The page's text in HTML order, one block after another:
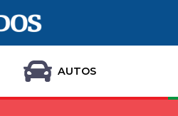
AUTOS